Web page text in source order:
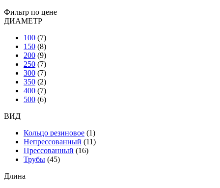
Фильтр по цене
ДИАМЕТР
100 (7)
150 (8)
200 (9)
250 (7)
300 (7)
350 (2)
400 (7)
500 (6)
ВИД
Кольцо резиновое (1)
Непрессованный (11)
Прессованный (16)
Трубы (45)
Длина